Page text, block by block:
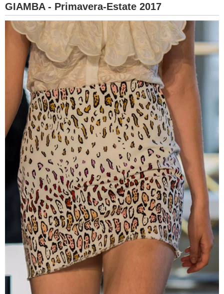
GIAMBA - Primavera-Estate 2017